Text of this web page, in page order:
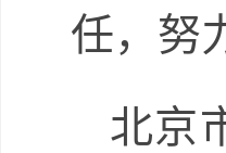
任，努
北京